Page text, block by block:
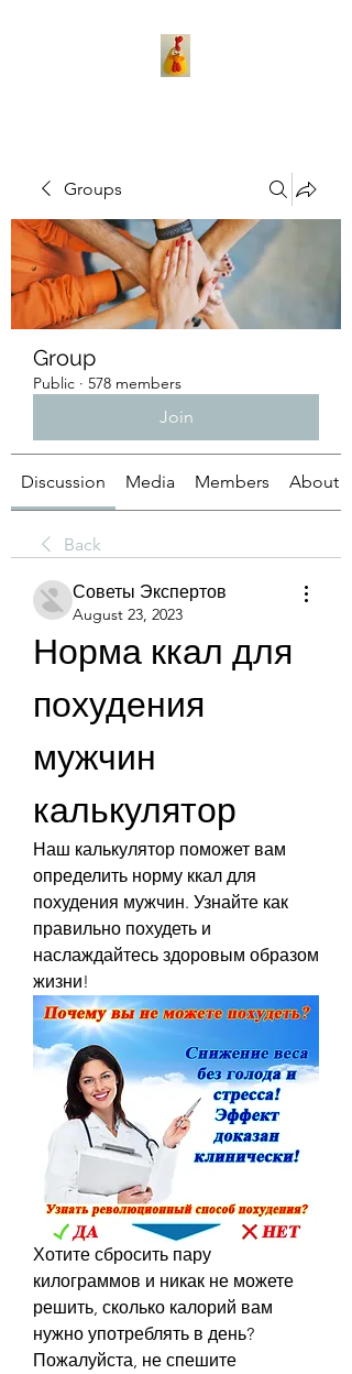
Groups
Group
Public · 578 members
Join
Discussion Media Members About
Back
Советы Экспертов
August 23, 2023
Норма ккал для
похудения
мужчин
калькулятор
Наш калькулятор поможет вам
определить норму ккал для
похудения мужчин. Узнайте как
правильно похудеть и
наслаждайтесь здоровым образом
жизни!
Хотите сбросить пару
килограммов и никак не можете
решить, сколько калорий вам
нужно употреблять в день?
Пожалуйста, не спешите